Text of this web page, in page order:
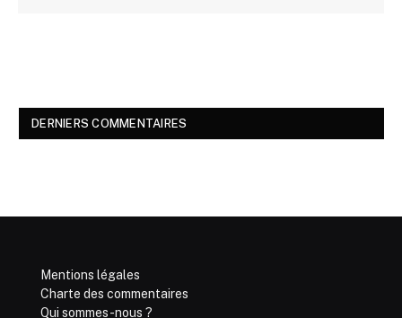
DERNIERS COMMENTAIRES
Mentions légales
Charte des commentaires
Qui sommes-nous ?